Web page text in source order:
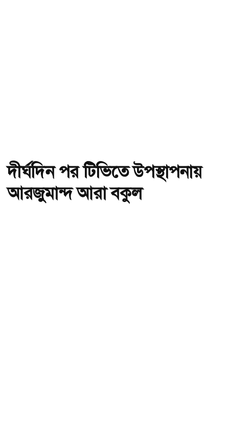
দীর্ঘদিন পর টিভিতে উপস্থাপনায়
আরজুমান্দ আরা বকুল